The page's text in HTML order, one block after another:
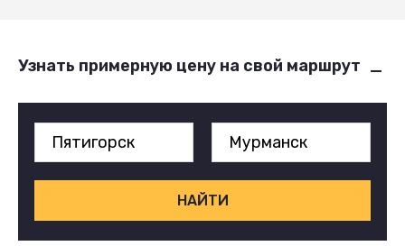
Узнать примерную цену на свой маршрут
НАЙТИ